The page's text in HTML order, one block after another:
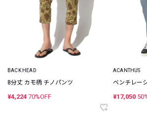
BACK HEAD
8分丈 カモ柄 チノパンツ
¥4,224 70%OFF
ACANTHUS
ベンチレー
¥17,050